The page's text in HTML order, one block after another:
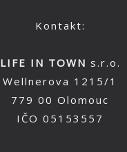
Kontakt:
LIFE IN TOWN s.r.o.
Wellnerova 1215/1
779 00 Olomouc
IČO 05153557